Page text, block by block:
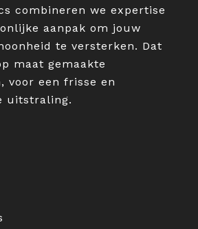
combineren we expertise
aanpak om jouw
te versterken. Dat
maat gemaakte
voor een frisse en
uitstraling.